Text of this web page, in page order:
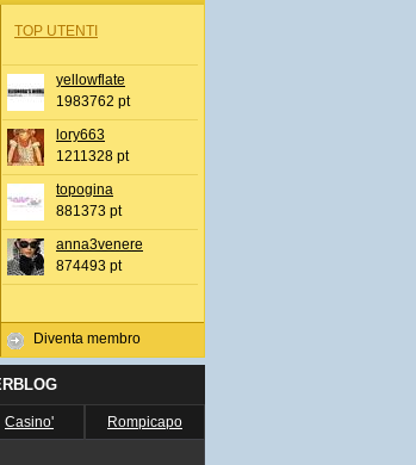
TOP UTENTI
yellowflate
1983762 pt
lory663
1211328 pt
topogina
881373 pt
anna3venere
874493 pt
Diventa membro
Casino' Rompicapo